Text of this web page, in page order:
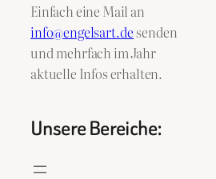
Einfach eine Mail an
info@engelsart.desenden
und mehrfach im Jahr
aktuelle Infos erhalten.
Unsere Bereiche: